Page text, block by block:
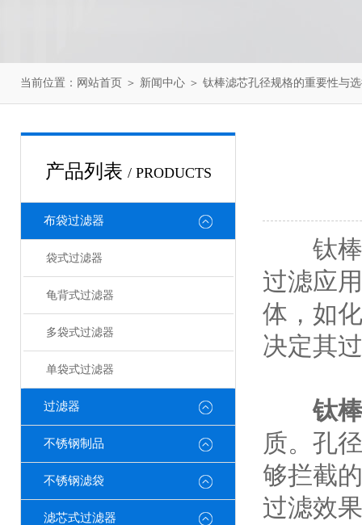
当前位置： 网站首页 ＞ 新闻中心 ＞ 钛棒滤芯孔径规格的重要性与
产品列表 / PRODUCTS
布袋过滤器
袋式过滤器
龟背式过滤器
多袋式过滤器
单袋式过滤器
过滤器
不锈钢制品
不锈钢滤袋
滤芯式过滤器
钛棒
过滤应
体，如
决定其
钛
质。孔
够拦截
过滤效